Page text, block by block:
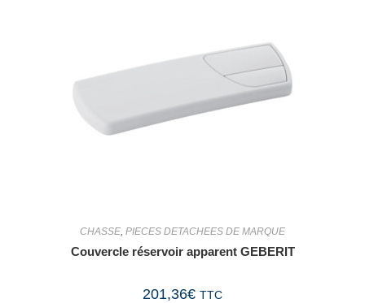
CHASSE, PIECES DETACHEES DE MARQUE
Couvercle réservoir apparent GEBERIT
201,36€ TTC